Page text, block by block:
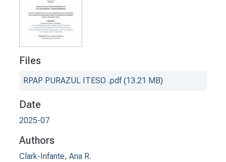
Files
RPAP PURAZUL ITESO .pdf(13.21 MB)
Date
2025-07
Authors
Clark-Infante, Ana R.